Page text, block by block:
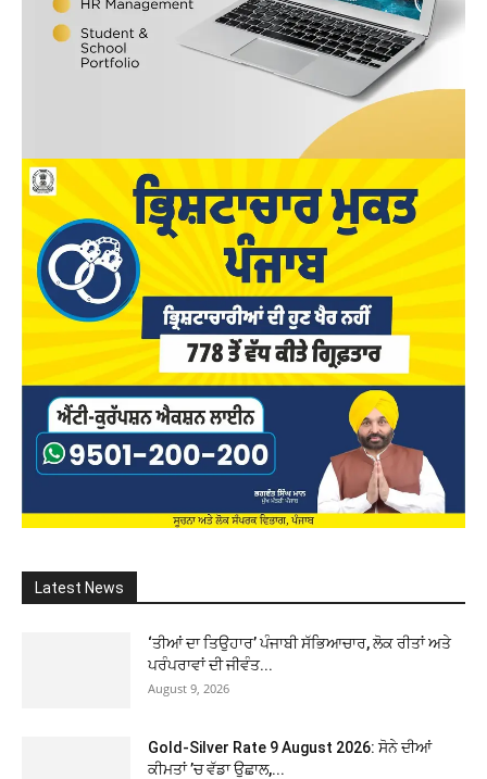
Latest News
‘ਤੀਆਂ ਦਾ ਤਿਉਹਾਰ’ ਪੰਜਾਬੀ ਸੱਭਿਆਚਾਰ, ਲੋਕ ਰੀਤਾਂ ਅਤੇ
ਪਰੰਪਰਾਵਾਂ ਦੀ ਜੀਵੰਤ...
August 9, 2026
Gold-Silver Rate 9 August 2026: ਸੋਨੇ ਦੀਆਂ
ਕੀਮਤਾਂ ’ਚ ਵੱਡਾ ਉਛਾਲ,...